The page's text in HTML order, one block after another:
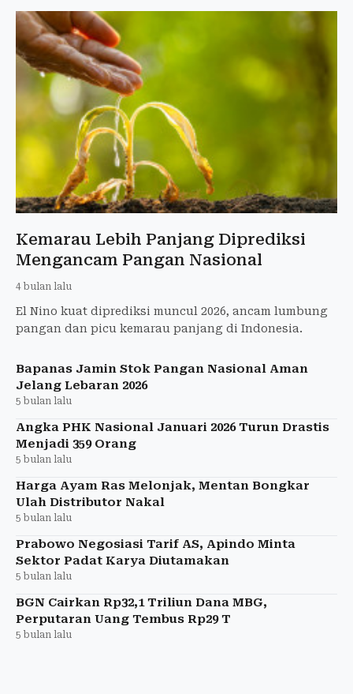
Kemarau Lebih Panjang Diprediksi
Mengancam Pangan Nasional
4 bulan lalu
El Nino kuat diprediksi muncul 2026, ancam lumbung
pangan dan picu kemarau panjang di Indonesia.
Bapanas Jamin Stok Pangan Nasional Aman
Jelang Lebaran 2026
5 bulan lalu
Angka PHK Nasional Januari 2026 Turun Drastis
Menjadi 359 Orang
5 bulan lalu
Harga Ayam Ras Melonjak, Mentan Bongkar
Ulah Distributor Nakal
5 bulan lalu
Prabowo Negosiasi Tarif AS, Apindo Minta
Sektor Padat Karya Diutamakan
5 bulan lalu
BGN Cairkan Rp32,1 Triliun Dana MBG,
Perputaran Uang Tembus Rp29 T
5 bulan lalu